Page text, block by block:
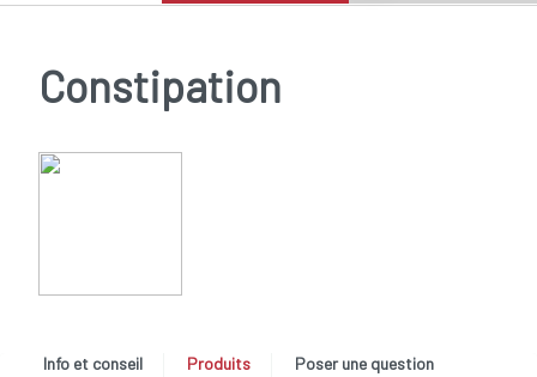
Constipation
Info et conseil Produits Poser une question